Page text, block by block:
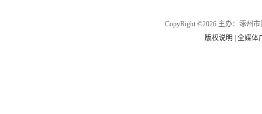
CopyRight ©2026 主办：涿州
版权说明
|全媒体